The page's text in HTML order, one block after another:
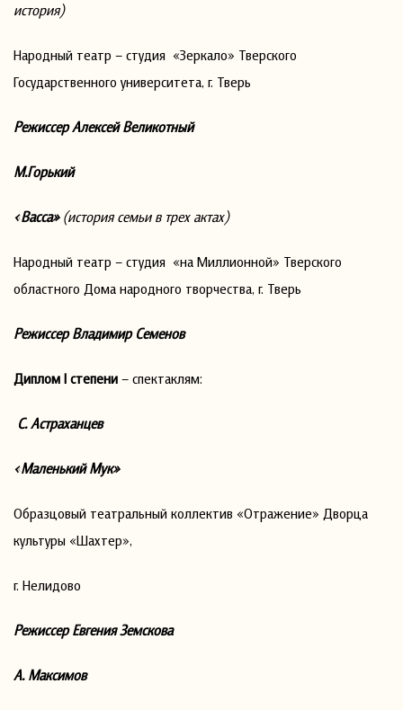
история)
Народный театр – студия «Зеркало» Тверского
Государственного университета, г. Тверь
Режиссер Алексей Великотный
М.Горький
«Васса»(история семьи в трех актах)
Народный театр – студия «на Миллионной» Тверского
областного Дома народного творчества, г. Тверь
Режиссер Владимир Семенов
Диплом I степени – спектаклям:
С. Астраханцев
«Маленький Мук»
Образцовый театральный коллектив «Отражение» Дворца
культуры «Шахтер»,
г. Нелидово
Режиссер Евгения Земскова
А. Максимов